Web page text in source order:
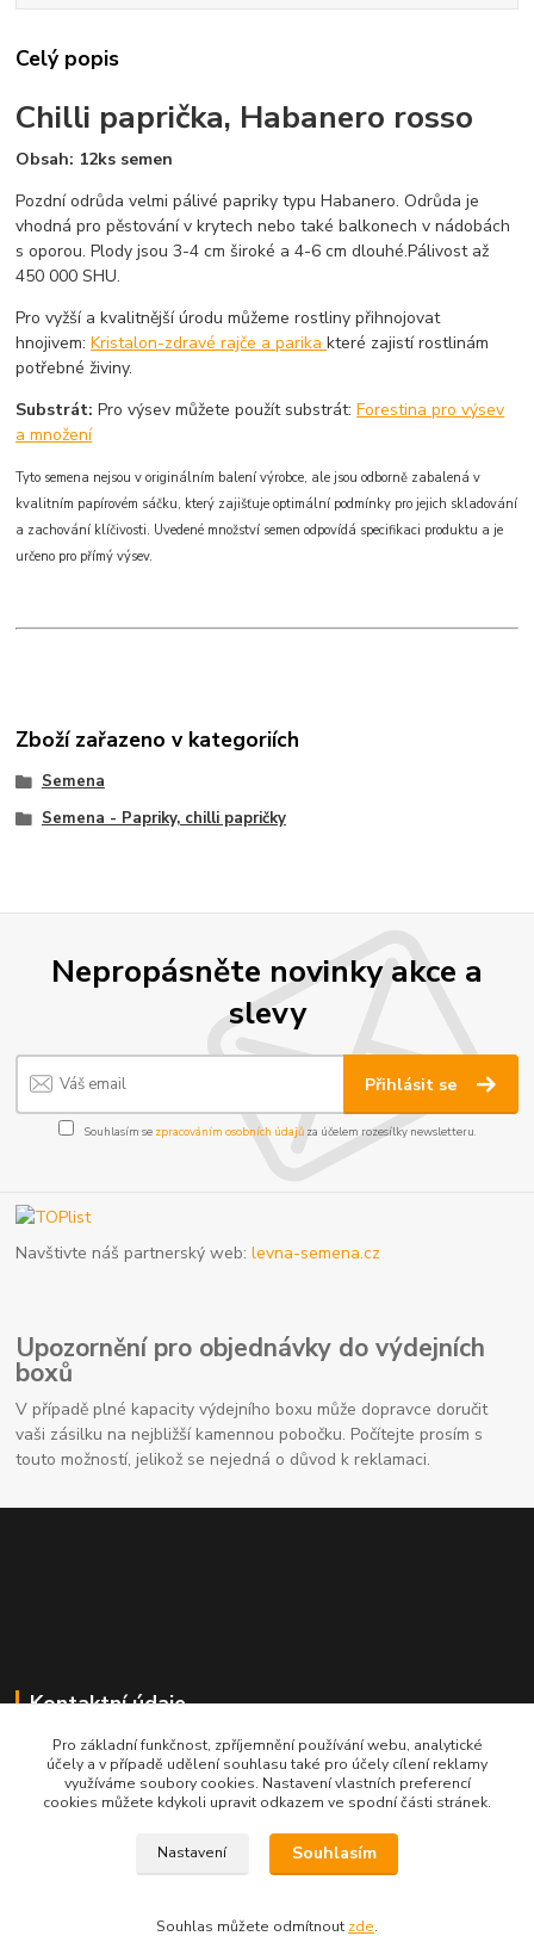
Celý popis
Chilli paprička, Habanero rosso
Obsah: 12ks semen
Pozdní odrůda velmi pálivé papriky typu Habanero. Odrůda je
vhodná pro pěstování v krytech nebo také balkonech v nádobách
s oporou. Plody jsou 3-4 cm široké a 4-6 cm dlouhé.Pálivost až
450 000 SHU.
Pro vyžší a kvalitnější úrodu můžeme rostliny přihnojovat
hnojivem:Kristalon-zdravé rajče a parikakteré zajistí rostlinám
potřebné živiny.
Substrát:Pro výsev můžete použít substrát:Forestina pro výsev
a množení
Tyto semena nejsou v originálním balení výrobce, ale jsou odborně zabalená v
kvalitním papírovém sáčku, který zajišťuje optimální podmínky pro jejich skladování
a zachování klíčivosti. Uvedené množství semen odpovídá specifikaci produktu a je
určeno pro přímý výsev.
Zboží zařazeno v kategoriích
Semena
Semena - Papriky, chilli papričky
Nepropásněte novinky akce a
slevy
Přihlásit se
Souhlasím se zpracováním osobních údajůza účelem rozesílky newsletteru.
Navštivte náš partnerský web:levna-semena.cz
Upozornění pro objednávky do výdejních
boxů
V případě plné kapacity výdejního boxu může dopravce doručit
vaši zásilku na nejbližší kamennou pobočku. Počítejte prosím s
touto možností, jelikož se nejedná o důvod k reklamaci.
Kontaktní údaje
704691325
info@rostliny-prozdravi.cz
Pro základní funkčnost, zpříjemnění používání webu, analytické
účely a v případě udělení souhlasu také pro účely cílení reklamy
využíváme soubory cookies. Nastavení vlastních preferencí
cookies můžete kdykoli upravit odkazem ve spodní části stránek.
Nastavení Souhlasím
Souhlas můžete odmítnout zde.